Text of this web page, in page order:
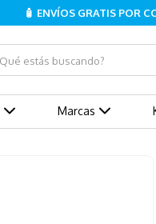
🧴 ENVÍOS GRATIS POR
estás buscando?
Marcas